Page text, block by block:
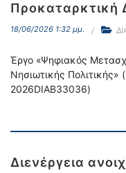
Προκαταρκτική
18/06/2026 1:32 μμ.
Έργο «Ψηφιακός
Νησιωτικής Πολιτικής»
2026DIAB33036)
Διενέργεια